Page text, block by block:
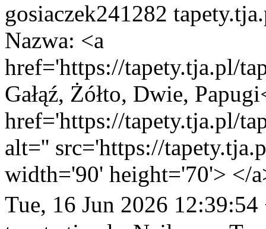
gosiaczek241282
Nazwa: <a
href='https://tapety.tja.pl/
Gałąź, Żółto, Dwie,
href='https://tapety.tja.pl/
alt='' src='https://
width='90' height='70'> </
Tue, 16 Jun 2026 12:39:54